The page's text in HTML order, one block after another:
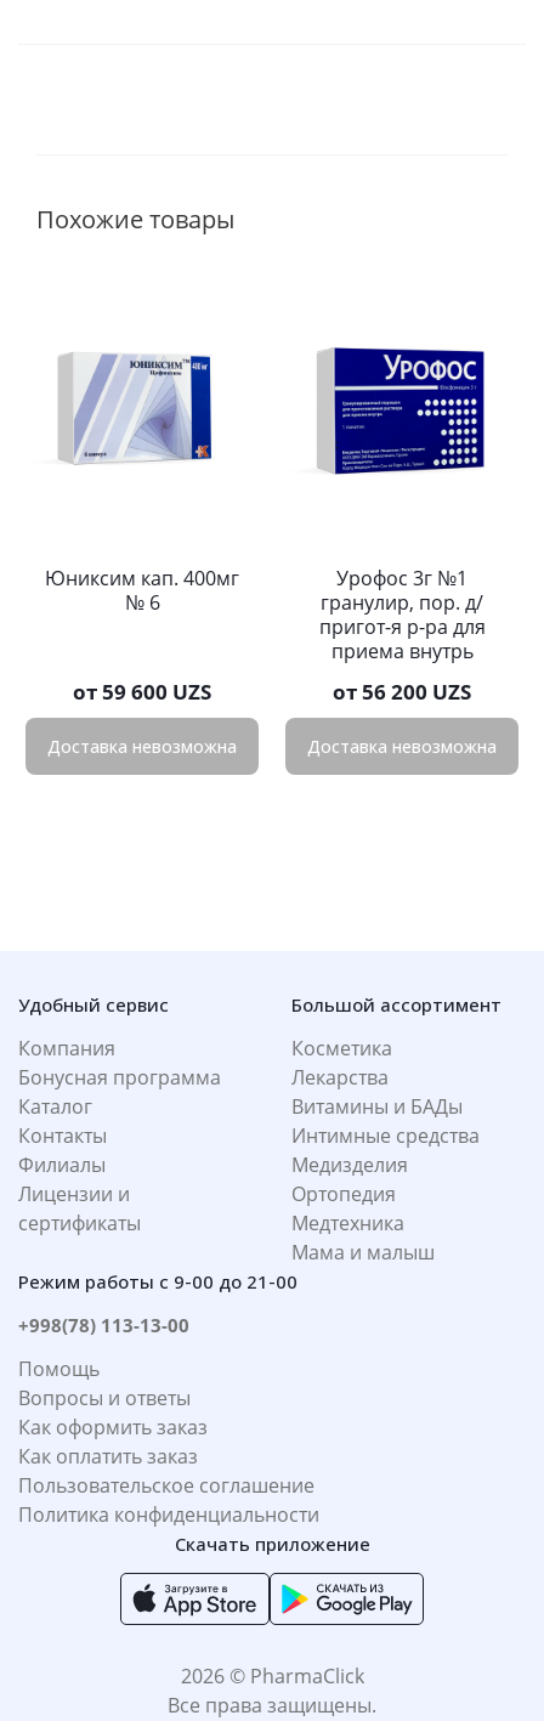
Похожие товары
Юниксим кап. 400мг
№ 6
от59 600 UZS
Доставка невозможна
Урофос 3г №1
гранулир, пор. д/
пригот-я р-ра для
приема внутрь
от56 200 UZS
Доставка невозможна
Удобный сервис
Компания
Бонусная программа
Каталог
Контакты
Филиалы
Лицензии и
сертификаты
Большой ассортимент
Косметика
Лекарства
Витамины и БАДы
Интимные средства
Медизделия
Ортопедия
Медтехника
Мама и малыш
Режим работы с 9-00 до 21-00
+998(78) 113-13-00
Помощь
Вопросы и ответы
Как оформить заказ
Как оплатить заказ
Пользовательское соглашение
Политика конфиденциальности
Скачать приложение
2026 © PharmaClick
Все права защищены.